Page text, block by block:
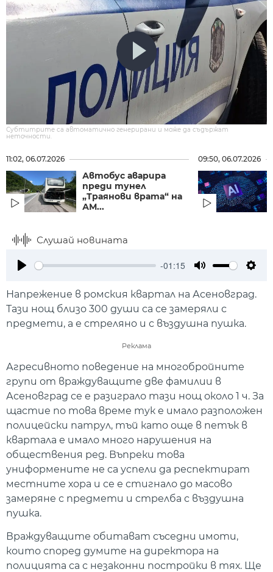
Субтитрите са автоматично генерирани и може да съдържат
неточности.
11:02, 06.07.2026
Автобус аварира
преди тунел
„Траянови врата“ на
АМ...
09:50, 06.07.2026
Слушай новината
-01:15
Напрежение в ромския квартал на Асеновград.
Тази нощ близо 300 души са се замеряли с
предмети, а е стреляно и с въздушна пушка.
Реклама
Агресивното поведение на многобройните
групи от враждуващите две фамилии в
Асеновград се е разиграло тази нощ около 1 ч. За
щастие по това време тук е имало разположен
полицейски патрул, тъй като още в петък в
квартала е имало много нарушения на
обществения ред. Въпреки това
униформените не са успели да респектират
местните хора и се е стигнало до масово
замеряне с предмети и стрелба с въздушна
пушка.
Враждуващите обитават съседни имоти,
които според думите на директора на
полицията са с незаконни постройки в тях. Ще